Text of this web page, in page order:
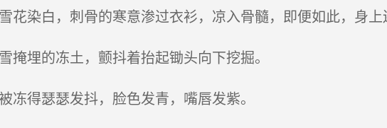
染白，刺骨的寒意渗过衣衫，凉入骨髓，即便如此，身上
埋的冻土，颤抖着抬起锄头向下挖掘。
得瑟瑟发抖，脸色发青，嘴唇发紫。